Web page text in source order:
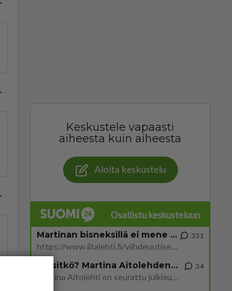
Keskustele vapaasti
aiheesta kuin aiheesta
Aloita keskustelu
Osallistu keskusteluun
Martinan bisneksillä ei mene hyvin
https://www.iltalehti.fi/viihdeuutiset/a/c46da6ab-340f-4790-aaa7-0865eed2336 Yrityksen konkurssihakemus on tullut kärä
331
Tiesitkö? Martina Aitolehden isäpuoli on tämä suosittu laulaja
Martina Aitolehti on seurattu julkisuuden henkilö. Lähipiiriin mahtuu muitakin tunnettuja henkilöitä. Tiesitkö, että Ma
34